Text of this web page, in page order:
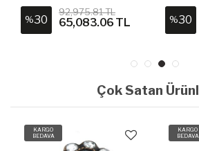
%30
92,975.81 TL
65,083.06 TL %30
Çok Satan
KARGO
BEDAVA
KARGO
BEDAVA